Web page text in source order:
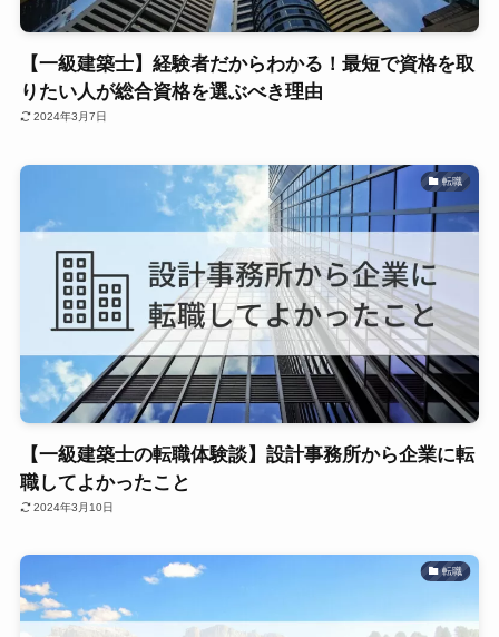
【一級建築士】経験者だからわかる！最短で資格を取
りたい人が総合資格を選ぶべき理由
2024年3月7日
転職
【一級建築士の転職体験談】設計事務所から企業に転
職してよかったこと
2024年3月10日
転職